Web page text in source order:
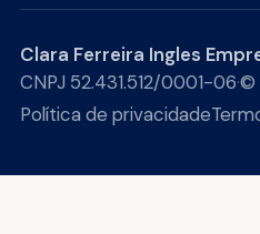
Clara Ferreira Ingles
CNPJ 52.431.512/0001-06·©
Política de privacidade